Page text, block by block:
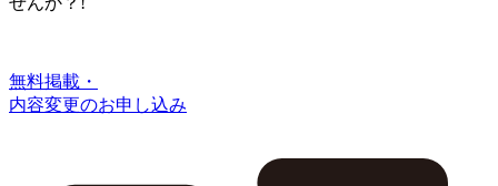
無料掲載・
内容変更のお申し込み